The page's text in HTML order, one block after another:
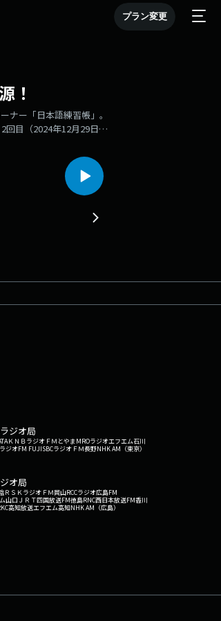
プラン変更
！
ナー「日本語練習帳」。
回目（2024年12月29日）
ジオ局
ＫＮＢラジオ ＦＭとやまMROラジオエフエム石川
ジオFM FUJISBCラジオ ＦＭ長野NHK AM（東京）
オ局
ＲＳＫラジオ ＦＭ岡山RCCラジオ広島FM
山口 ＪＲＴ四国放送FM徳島RNC西日本放送FM香川
高知放送エフエム高知NHK AM（広島）